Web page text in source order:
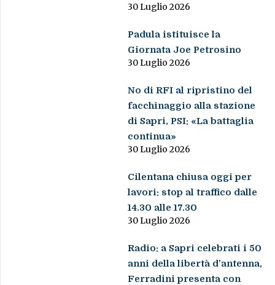
30 Luglio 2026
Padula istituisce la
Giornata Joe Petrosino
30 Luglio 2026
No di RFI al ripristino del
facchinaggio alla stazione
di Sapri, PSI: «La battaglia
continua»
30 Luglio 2026
Cilentana chiusa oggi per
lavori: stop al traffico dalle
14.30 alle 17.30
30 Luglio 2026
Radio: a Sapri celebrati i 50
anni della libertà d’antenna,
Ferradini presenta con